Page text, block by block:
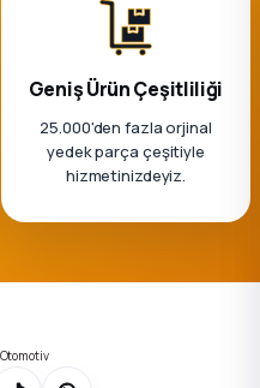
Geniş Ürün Çeşitliliği
25.000'den fazla orjinal
yedek parça çeşitiyle
hizmetinizdeyiz.